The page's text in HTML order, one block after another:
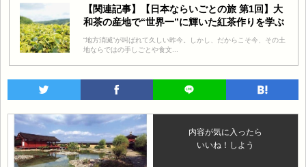
【関連記事】【日本ならいごとの旅 第1回】大
和茶の産地で“世界一”に輝いた紅茶作りを学ぶ
“地方消滅”が叫ばれて久しい昨今。しかし、だからこそ今、その土
地ならではの手しごとや食文...
内容が気に入ったら
いいね！しよう